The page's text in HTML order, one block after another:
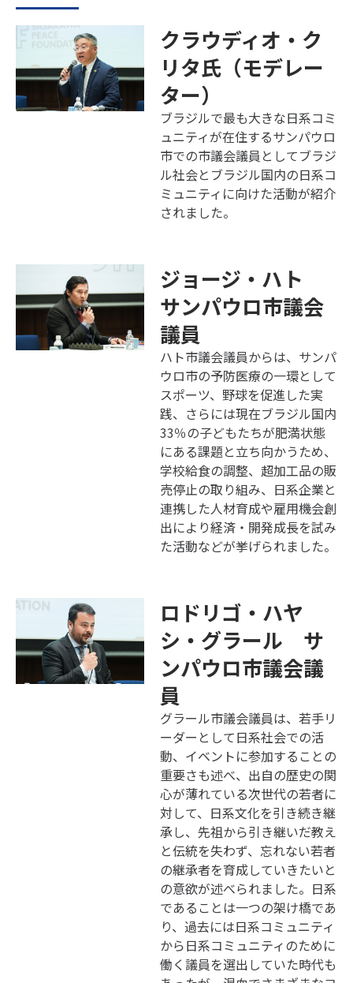
クラウディオ・ク
リタ氏（モデレー
ター）
ブラジルで最も大きな日系コミ
ュニティが在住するサンパウロ
市での市議会議員としてブラジ
ル社会とブラジル国内の日系コ
ミュニティに向けた活動が紹介
されました。
ジョージ・ハト
サンパウロ市議会
議員
ハト市議会議員からは、サンパ
ウロ市の予防医療の一環として
スポーツ、野球を促進した実
践、さらには現在ブラジル国内
33％の子どもたちが肥満状態
にある課題と立ち向かうため、
学校給食の調整、超加工品の販
売停止の取り組み、日系企業と
連携した人材育成や雇用機会創
出により経済・開発成長を試み
た活動などが挙げられました。
ロドリゴ・ハヤ
シ・グラール サ
ンパウロ市議会議
員
グラール市議会議員は、若手リ
ーダーとして日系社会での活
動、イベントに参加することの
重要さも述べ、出自の歴史の関
心が薄れている次世代の若者に
対して、日系文化を引き続き継
承し、先祖から引き継いだ教え
と伝統を失わず、忘れない若者
の継承者を育成していきたいと
の意欲が述べられました。日系
であることは一つの架け橋であ
り、過去には日系コミュニティ
から日系コミュニティのために
働く議員を選出していた時代も